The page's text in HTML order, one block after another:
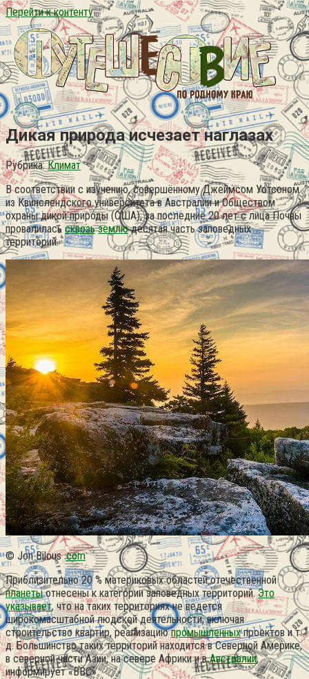
Перейти к контенту
Дикая природа исчезает наглазах
Рубрика: Климат
В соответствии с изучению, совершённому Джеймсом Уотсоном
из Квинслендского университета в Австралии и Обществом
охраны дикой природы (США), за последние 20 лет с лица Почвы
провалиласьсквозь землюдесятая часть заповедных
территорий.
© Jon Bilous .com
Приблизительно 20 % материковых областей отечественной
планетыотнесены к категории заповедных территорий.Это
указывает, что на таких территориях не ведется
широкомасштабной людской деятельности, включая
строительство квартир, реализациюпромышленныхпроектов и т.
д. Большинство таких территорий находится в Северной Америке,
в северной части Азии, на севере Африки и вАвстралии,
информирует «BBC».